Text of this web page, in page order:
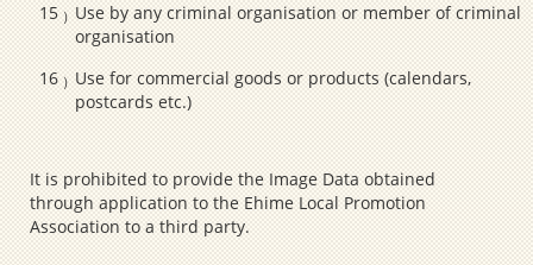
Use by any criminal organisation or member of criminal
organisation
Use for commercial goods or products (calendars,
postcards etc.)
It is prohibited to provide the Image Data obtained
through application to the Ehime Local Promotion
Association to a third party.